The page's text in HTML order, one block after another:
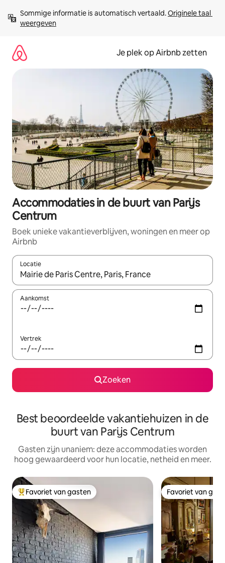
direct
naar
Sommige informatie is automatisch vertaald. Originele taal
weergeven
Je plek op Airbnb zetten
Accommodaties in de buurt van Parijs
Centrum
Boek unieke vakantieverblijven, woningen en meer op
Airbnb
Locatie
Wanneer er resultaten beschikbaar zijn, maak je een keuze
Aankomst
Vertrek
Zoeken
Best beoordeelde vakantiehuizen in de
buurt van Parijs Centrum
Gasten zijn unaniem: deze accommodaties worden
hoog gewaardeerd voor hun locatie, netheid en meer.
Topfavoriet van gasten
Favoriet van gasten Favoriet van
Favoriet van